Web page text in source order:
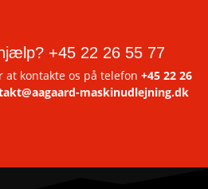
+45 22 26 55 77
kontakte os på telefon +45 22 26
maskinudlejning.dk